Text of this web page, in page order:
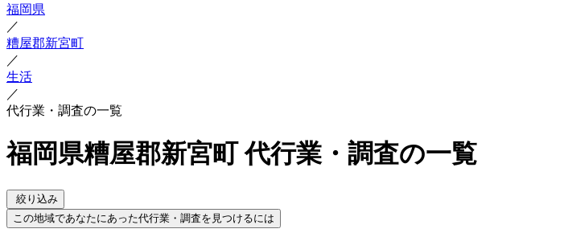
福岡県
／
糟屋郡新宮町
／
生活
／
代行業・調査の一覧
福岡県糟屋郡新宮町 代行業・調査の一覧
絞り込み
この地域であなたにあった代行業・調査を見つけるには